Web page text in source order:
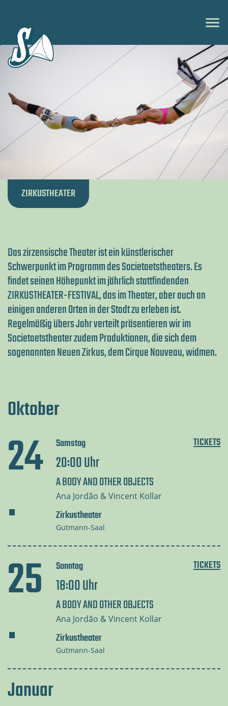
ZIRKUSTHEATER
Das zirzensische Theater ist ein künstlerischer
Schwerpunkt im Programm des Societaetstheaters. Es
findet seinen Höhepunkt im jährlich stattfindenden
ZIRKUSTHEATER-FESTIVAL, das im Theater, aber auch an
einigen anderen Orten in der Stadt zu erleben ist.
Regelmäßig übers Jahr verteilt präsentieren wir im
Societaetstheater zudem Produktionen, die sich dem
sogenannten Neuen Zirkus, dem Cirque Nouveau, widmen.
Oktober
24
.
Samstag
20:00 Uhr
A BODY AND OTHER OBJECTS
Ana Jordão & Vincent Kollar
Zirkustheater
Gutmann-Saal
TICKETS
25
.
Sonntag
18:00 Uhr
A BODY AND OTHER OBJECTS
Ana Jordão & Vincent Kollar
Zirkustheater
Gutmann-Saal
TICKETS
Januar